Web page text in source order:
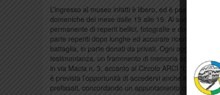
L’ingresso al museo infatti è libero, ed è possibile
domeniche del mese dalle 15 alle 19. Al suo interno è
permanente di reperti bellici, fotografie e documenti in
parte reperiti dopo lunghe ed accurate ricerche svolte
battaglia, in parte donati da privati. Ogni oggetto
testimonianza, un frammento di memoria appunto. Il
in via Macia n. 3, accanto al Circolo ARCI “La
è prevista l’opportunità di accedervi anche in giorni
prefissati, concordando un appuntamento con i